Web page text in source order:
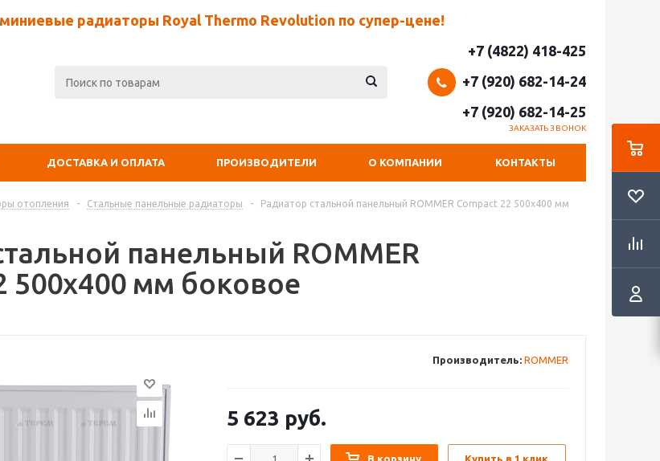
радиаторы Royal Thermo Revolution по супер-цене!
+7 (4822) 418-425
+7 (920) 682-14-24
+7 (920) 682-14-25
ЗАКАЗАТЬ ЗВОНОК
ДОСТАВКА И ОПЛАТА ПРОИЗВОДИТЕЛИ О КОМПАНИИ КОНТАКТЫ
отопления - Стальные панельные радиаторы -
Радиатор стальной панельный ROMMER Compact 22 500х400 мм
панельный ROMMER
500х400 мм боковое
Производитель: ROMMER
5 623 руб.
В корзину Купить в 1 клик